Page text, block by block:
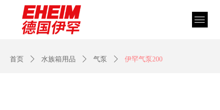
首页 ꄲ 水族箱用品 ꄲ 气泵 ꄲ 伊罕气泵200